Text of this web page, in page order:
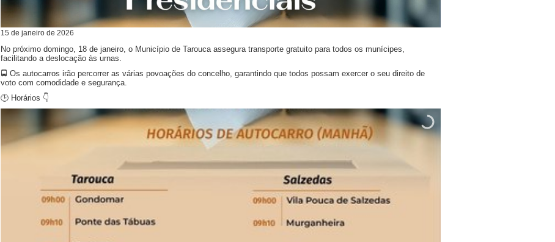
15 de janeiro de 2026
No próximo domingo, 18 de janeiro, o Município de Tarouca assegura transporte gratuito para todos os munícipes,
facilitando a deslocação às urnas.
🚍 Os autocarros irão percorrer as várias povoações do concelho, garantindo que todos possam exercer o seu direito de
voto com comodidade e segurança.
🕒 Horários 👇